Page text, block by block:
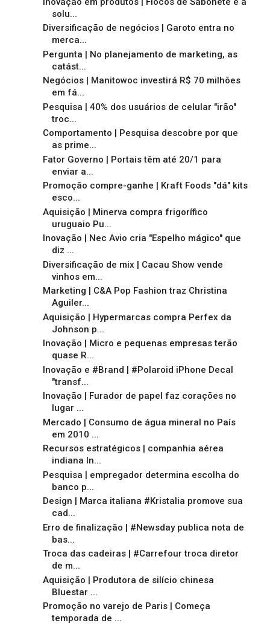
solu...
Diversificação de negócios | Garoto entra no
merca...
Pergunta | No planejamento de marketing, as
catást...
Negócios | Manitowoc investirá R$ 70 milhões
em fá...
Pesquisa | 40% dos usuários de celular "irão"
troc...
Comportamento | Pesquisa descobre por que
as prime...
Fator Governo | Portais têm até 20/1 para
enviar a...
Promoção compre-ganhe | Kraft Foods "dá" kits
esco...
Aquisição | Minerva compra frigorífico
uruguaio Pu...
Inovação | Nec Avio cria "Espelho mágico" que
diz ...
Diversificação de mix | Cacau Show vende
vinhos em...
Marketing | C&A Pop Fashion traz Christina
Aguiler...
Aquisição | Hypermarcas compra Perfex da
Johnson p...
Inovação | Micro e pequenas empresas terão
quase R...
Inovação e #Brand | #Polaroid iPhone Decal
"transf...
Inovação | Furador de papel faz corações no
lugar ...
Mercado | Consumo de água mineral no País
em 2010 ...
Recursos estratégicos | companhia aérea
indiana In...
Pesquisa | empregador determina escolha do
banco p...
Design | Marca italiana #Kristalia promove sua
cad...
Erro de finalização | #Newsday publica nota de
bas...
Troca das cadeiras | #Carrefour troca diretor
de m...
Aquisição | Produtora de silício chinesa
Bluestar ...
Promoção no varejo de Paris | Começa
temporada de ...